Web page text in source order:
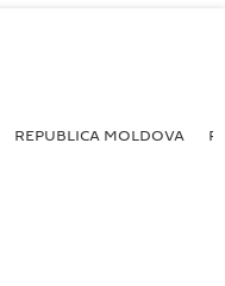
REPUBLICA MOLDOVA